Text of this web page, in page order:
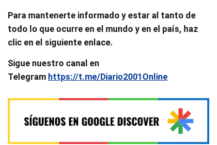
Para mantenerte informado y estar al tanto de
todo lo que ocurre en el mundo y en el país, haz
clic en el siguiente enlace.
Sigue nuestro canal en
Telegram https://t.me/Diario2001Online